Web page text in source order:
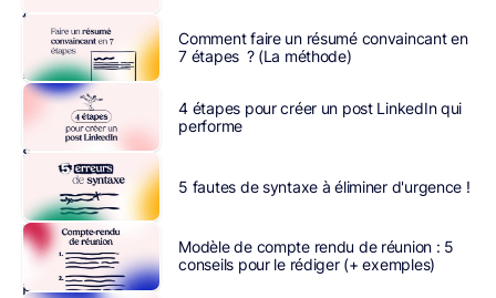
tout
commercial.
Mais
ne
suffit
d’un
bon
produit
pour
Comment faire un résumé convaincant en
7 étapes ? (La méthode)
4 étapes pour créer un post LinkedIn qui
performe
5 fautes de syntaxe à éliminer d'urgence !
Modèle de compte rendu de réunion : 5
conseils pour le rédiger (+ exemples)